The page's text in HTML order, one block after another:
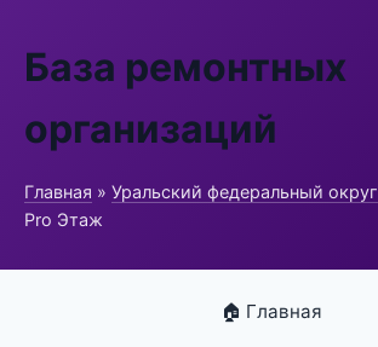
База ремонтных
организаций
Главная » Уральский федеральный округ
Pro Этаж
🏠 Главная